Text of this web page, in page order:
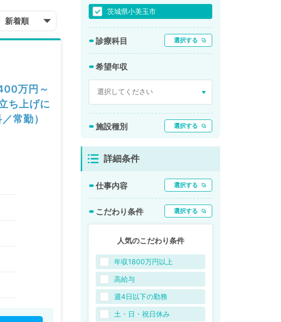
新着順
万円～
ち上げに
常勤）
茨城県小美玉市
診療科目 選択する
希望年収
施設種別 選択する
詳細条件
仕事内容 選択する
こだわり条件 選択する
人気のこだわり条件
年収1800万円以上
高給与
週4日以下の勤務
土・日・祝日休み